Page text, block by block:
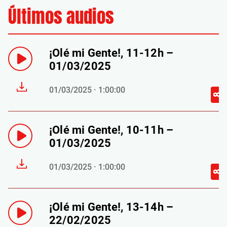
Últimos audios
¡Olé mi Gente!, 11-12h –
01/03/2025
01/03/2025 · 1:00:00
¡Olé mi Gente!, 10-11h –
01/03/2025
01/03/2025 · 1:00:00
¡Olé mi Gente!, 13-14h –
22/02/2025